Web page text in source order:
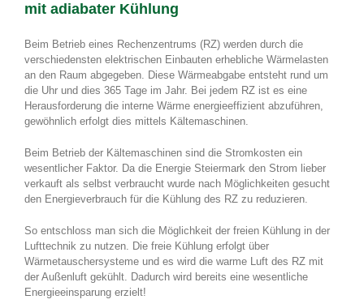
mit adiabater Kühlung
Beim Betrieb eines Rechenzentrums (RZ) werden durch die
verschiedensten elektrischen Einbauten erhebliche Wärmelasten
an den Raum abgegeben. Diese Wärmeabgabe entsteht rund um
die Uhr und dies 365 Tage im Jahr. Bei jedem RZ ist es eine
Herausforderung die interne Wärme energieeffizient abzuführen,
gewöhnlich erfolgt dies mittels Kältemaschinen.
Beim Betrieb der Kältemaschinen sind die Stromkosten ein
wesentlicher Faktor. Da die Energie Steiermark den Strom lieber
verkauft als selbst verbraucht wurde nach Möglichkeiten gesucht
den Energieverbrauch für die Kühlung des RZ zu reduzieren.
So entschloss man sich die Möglichkeit der freien Kühlung in der
Lufttechnik zu nutzen. Die freie Kühlung erfolgt über
Wärmetauschersysteme und es wird die warme Luft des RZ mit
der Außenluft gekühlt. Dadurch wird bereits eine wesentliche
Energieeinsparung erzielt!